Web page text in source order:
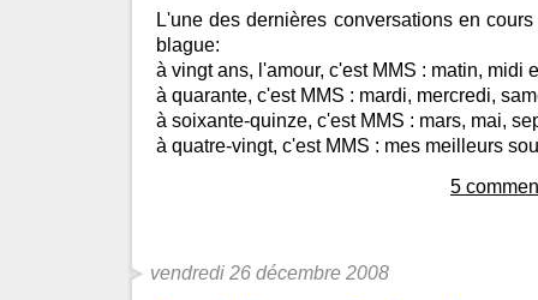
L'une des dernières conversations en
blague:
à vingt ans, l'amour, c'est MMS : matin, midi
à quarante, c'est MMS : mardi, mercredi,
à soixante-quinze, c'est MMS : mars, mai,
à quatre-vingt, c'est MMS : mes meilleurs
5
vendredi 26 décembre 2008